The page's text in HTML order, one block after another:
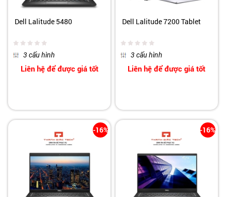
Dell Lalitude 5480
3 cấu hình
Liên hệ để được giá tốt
Dell Lalitude 7200 Tablet
3 cấu hình
Liên hệ để được giá tốt
-16% -16%